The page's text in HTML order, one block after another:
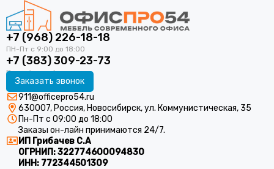
+7 (968) 226-18-18
+7 (383) 309-23-73
Заказать звонок
911@officepro54.ru
630007, Россия, Новосибирск, ул. Коммунистическая, 35
Пн-Пт с 09:00 до 18:00
Заказы он-лайн принимаются 24/7.
ИП Грибачев С.А
ОГРНИП:322774600094830
ИНН: 772344501309